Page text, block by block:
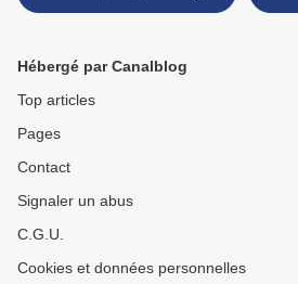
quinoa soufflé et verveine
Hébergé par Canalblog
Top articles
Pages
Contact
Signaler un abus
C.G.U.
Cookies et données personnelles